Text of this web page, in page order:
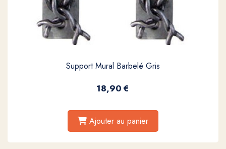
Support Mural Barbelé Gris
18,90€
Ajouter au panier